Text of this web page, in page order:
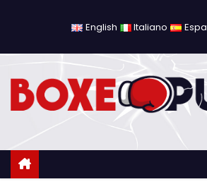
c
English Italiano